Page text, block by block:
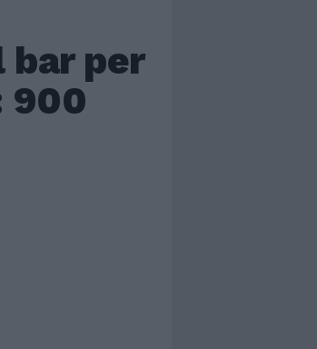
bar per
900